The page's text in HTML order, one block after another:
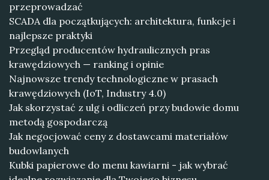
przeprowadzać
SCADA dla początkujących: architektura, funkcje i
najlepsze praktyki
Przegląd producentów hydraulicznych pras
krawędziowych — ranking i opinie
Najnowsze trendy technologiczne w prasach
krawędziowych (IoT, Industry 4.0)
Jak skorzystać z ulg i odliczeń przy budowie domu
metodą gospodarczą
Jak negocjować ceny z dostawcami materiałów
budowlanych
Kubki papierowe do menu kawiarni - jak wybrać